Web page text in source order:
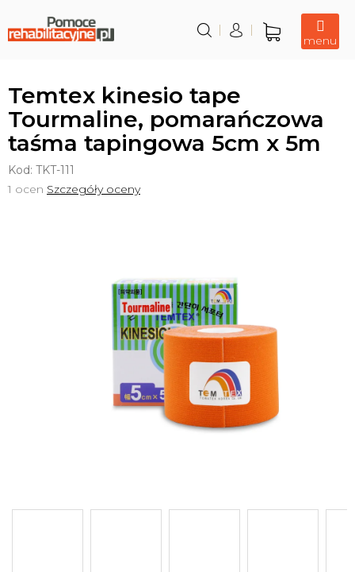
treści
Koszyk
Temtex kinesio tape
Tourmaline, pomarańczowa
taśma tapingowa 5cm x 5m
Kod: TKT-111
Średnia
1 ocen Szczegóły oceny